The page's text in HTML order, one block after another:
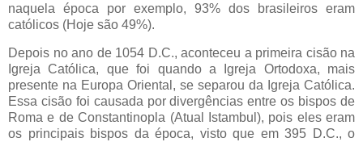
naquela época por exemplo, 93% dos brasileiros eram
católicos (Hoje são 49%).
Depois no ano de 1054 D.C., aconteceu a primeira cisão na
Igreja Católica, que foi quando a Igreja Ortodoxa, mais
presente na Europa Oriental, se separou da Igreja Católica.
Essa cisão foi causada por divergências entre os bispos de
Roma e de Constantinopla (Atual Istambul), pois eles eram
os principais bispos da época, visto que em 395 D.C., o